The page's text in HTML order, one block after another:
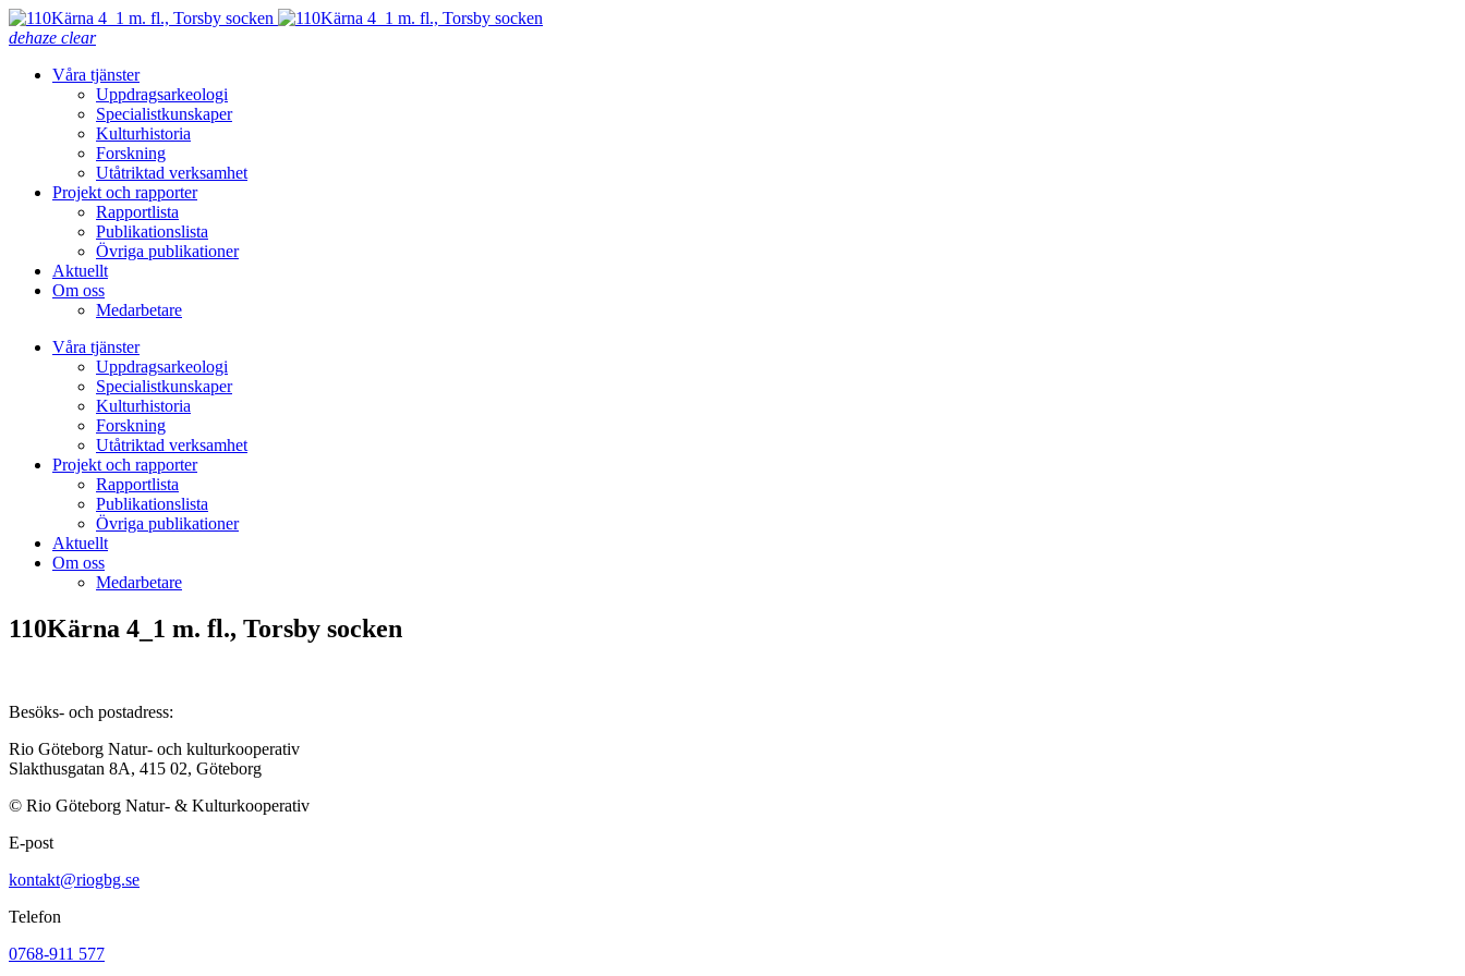
dehaze clear
Våra tjänster
Uppdragsarkeologi
Specialistkunskaper
Kulturhistoria
Forskning
Utåtriktad verksamhet
Projekt och rapporter
Rapportlista
Publikationslista
Övriga publikationer
Aktuellt
Om oss
Medarbetare
Våra tjänster
Uppdragsarkeologi
Specialistkunskaper
Kulturhistoria
Forskning
Utåtriktad verksamhet
Projekt och rapporter
Rapportlista
Publikationslista
Övriga publikationer
Aktuellt
Om oss
Medarbetare
110Kärna 4_1 m. fl., Torsby socken
Besöks- och postadress:
Rio Göteborg Natur- och kulturkooperativ
Slakthusgatan 8A, 415 02, Göteborg
© Rio Göteborg Natur- & Kulturkooperativ
E-post
kontakt@riogbg.se
Telefon
0768-911 577